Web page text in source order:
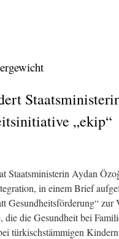
„ekip“
Staatsministerin Aydan
in einem Brief
Gesundheitsförderung“ zur
die Gesundheit bei
türkischstämmigen